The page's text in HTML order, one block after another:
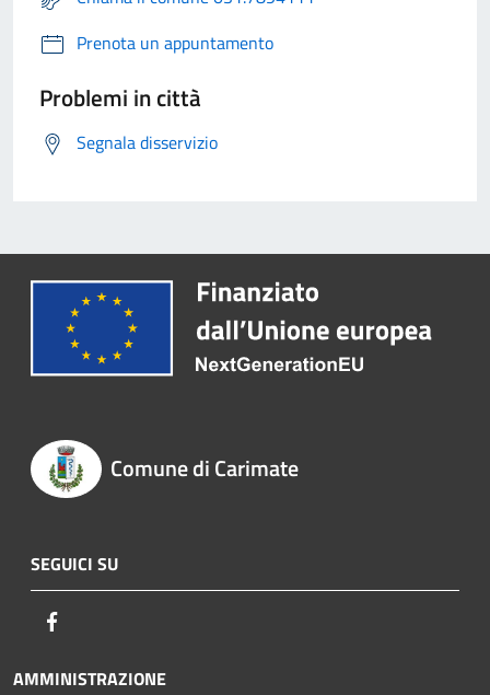
Prenota un appuntamento
Problemi in città
Segnala disservizio
Comune di Carimate
SEGUICI SU
AMMINISTRAZIONE